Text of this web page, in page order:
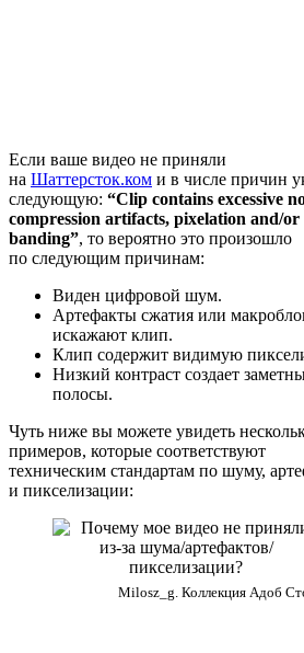
Если ваше видео не приняли
на Шаттерсток.ком и в числе причин
следующую: “Clip contains excessive
compression artifacts, pixelation and/or
banding”, то вероятно это произошло
по следующим причинам:
Виден цифровой шум.
Артефакты сжатия или
искажают клип.
Клип содержит видимую
Низкий контраст создает
полосы.
Чуть ниже вы можете увидеть
примеров, которые соответствуют
техническим стандартам по шуму,
и пикселизации:
Milosz_g. Коллекция Адоб